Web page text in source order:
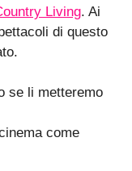
Living. Ai
di questo
se li metteremo
come